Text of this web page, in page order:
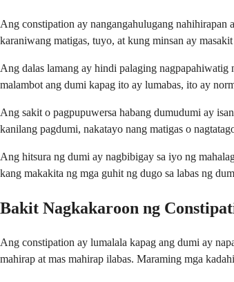
Ang constipation ay nangangahulugang
karaniwang matigas, tuyo, at kung minsan ay masakit
Ang dalas lamang ay hindi palaging
malambot ang dumi kapag ito ay lumabas, ito ay
Ang sakit o pagpupuwersa habang dumudumi ay
kanilang pagdumi, nakatayo nang matigas o
Ang hitsura ng dumi ay nagbibigay sa iyo ng
kang makakita ng mga guhit ng dugo sa labas ng
Bakit Nagkakaroon ng
Ang constipation ay lumalala kapag ang dumi ay
mahirap at mas mahirap ilabas. Maraming mga